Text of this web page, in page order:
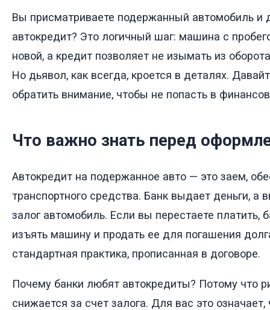
Вы присматриваете подержанный автомобиль и
автокредит? Это логичный шаг: машина с
новой, а кредит позволяет не изымать из
Но дьявол, как всегда, кроется в деталях.
обратить внимание, чтобы не попасть в
Что важно знать перед
Автокредит на подержанное авто — это заем,
транспортного средства. Банк выдает деньги, а
залог автомобиль. Если вы перестаете платить,
изъять машину и продать ее для погашения
стандартная практика, прописанная в договоре.
Почему банки любят автокредиты? Потому что
снижается за счет залога. Для вас это